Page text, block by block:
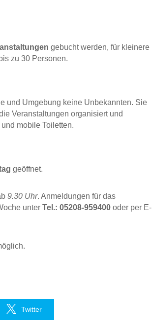
gebucht werden, für kleinere
zu 30 Personen.
und Umgebung keine Unbekannten. Sie
Veranstaltungen organisiert und
mobile Toiletten.
geöffnet.
9.30 Uhr. Anmeldungen für das
unterTel.: 05208-959400 oder per E-
Twitter